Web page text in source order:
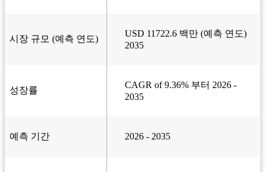
시장 규모 (예측 연도)
USD 11722.6 백만 (예측 연도)
2035
성장률
CAGR of 9.36% 부터 2026 -
2035
예측 기간 2026 - 2035